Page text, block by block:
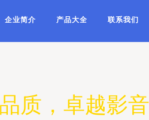
企业简介 产品大全 联系我们
质，卓越影